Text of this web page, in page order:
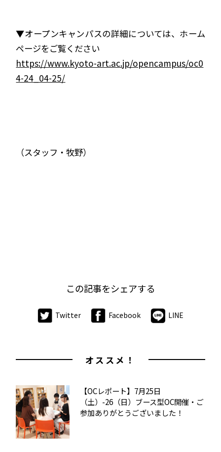
▼オープンキャンパスの詳細については、ホーム
ページをご覧ください
https://www.kyoto-art.ac.jp/opencampus/oc0
4-24_04-25/
（スタッフ・牧野）
この記事をシェアする
Twitter Facebook LINE
オススメ！
【OCレポート】7月25日
（土）-26（日）ブース型OC開催・ご
参加ありがとうございました！